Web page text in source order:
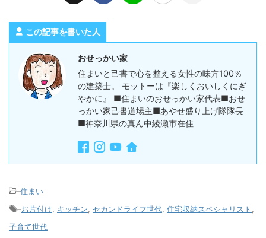
この記事を書いた人
おせっかい家
住まいと己書で心を整える女性の味方100％
の建築士。 モットーは『楽しくおいしくにぎ
やかに』 ■住まいのおせっかい家代表■おせ
っかい家己書道場主■あやせ盛り上げ隊隊長
■神奈川県の真ん中綾瀬市在住
-住まい
-お片付け キッチン セカンドライフ世代 住宅収納スペシャリスト
子育て世代